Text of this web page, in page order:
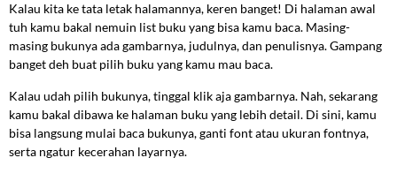
Kalau kita ke tata letak halamannya, keren banget! Di halaman awal
tuh kamu bakal nemuin list buku yang bisa kamu baca. Masing-
masing bukunya ada gambarnya, judulnya, dan penulisnya. Gampang
banget deh buat pilih buku yang kamu mau baca.
Kalau udah pilih bukunya, tinggal klik aja gambarnya. Nah, sekarang
kamu bakal dibawa ke halaman buku yang lebih detail. Di sini, kamu
bisa langsung mulai baca bukunya, ganti font atau ukuran fontnya,
serta ngatur kecerahan layarnya.